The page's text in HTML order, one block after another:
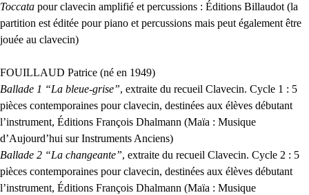
Toccata pour clavecin amplifié et percussions : Éditions Billaudot (la
partition est éditée pour piano et percussions mais peut également être
jouée au clavecin)
FOUILLAUD Patrice (né en 1949)
Ballade 1 “La bleue-grise”, extraite du recueil Clavecin. Cycle 1 : 5
pièces contemporaines pour clavecin, destinées aux élèves débutant
l’instrument, Éditions François Dhalmann (Maïa : Musique
d’Aujourd’hui sur Instruments Anciens)
Ballade 2 “La changeante”, extraite du recueil Clavecin. Cycle 2 : 5
pièces contemporaines pour clavecin, destinées aux élèves débutant
l’instrument, Éditions François Dhalmann (Maïa : Musique